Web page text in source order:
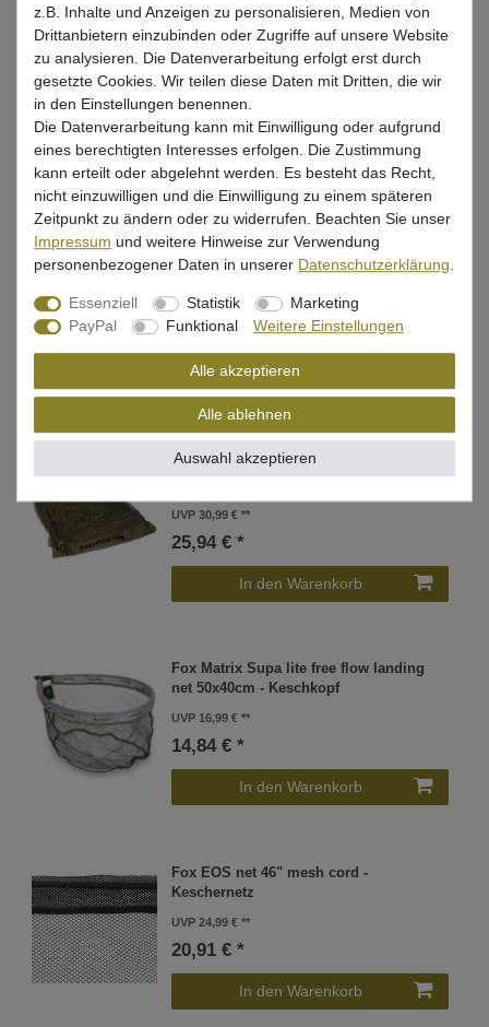
Cresta Carpetion Power Net Handle 3m
Kescherstab
UVP 69,95 €
59,14 € *
In den Warenkorb
Fox Matrix Horizon Ultra Silm Landing
UVP 179,99 €
150,63 € *
In den Warenkorb
Fox Horizon 46" Spare Mesh Ersatznetz
UVP 30,99 €
25,94 € *
In den Warenkorb
Fox Matrix Supa lite free flow landing
net 50x40cm - Keschkopf
UVP 16,99 €
14,84 € *
In den Warenkorb
Fox EOS net 46" mesh cord -
Keschernetz
UVP 24,99 €
20,91 € *
In den Warenkorb
z.B. Inhalte und Anzeigen zu personalisieren, Medien von
Drittanbietern einzubinden oder Zugriffe auf unsere Website
zu analysieren. Die Datenverarbeitung erfolgt erst durch
gesetzte Cookies. Wir teilen diese Daten mit Dritten, die wir
in den Einstellungen benennen.
Die Datenverarbeitung kann mit Einwilligung oder aufgrund
eines berechtigten Interesses erfolgen. Die Zustimmung
kann erteilt oder abgelehnt werden. Es besteht das Recht,
nicht einzuwilligen und die Einwilligung zu einem späteren
Zeitpunkt zu ändern oder zu widerrufen. Beachten Sie unser
Impressum und weitere Hinweise zur Verwendung
personenbezogener Daten in unserer Daten­schutz­erklärung.
Essenziell Statistik
Marketing
PayPal
Funktional Weitere Einstellungen
Alle akzeptieren
Alle ablehnen
Auswahl akzeptieren